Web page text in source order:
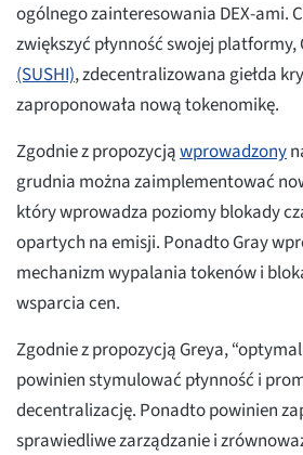
ogólnego zainteresowania DEX-ami.
zwiększyć płynność swojej platformy,
(SUSHI), zdecentralizowana giełda
zaproponowała nową tokenomikę.
Zgodnie z propozycjąwprowadzony
grudnia można zaimplementować
który wprowadza poziomy blokady
opartych na emisji. Ponadto Gray
mechanizm wypalania tokenów i
wsparcia cen.
Zgodnie z propozycją Greya,
powinien stymulować płynność i
decentralizację. Ponadto powinien
sprawiedliwe zarządzanie i